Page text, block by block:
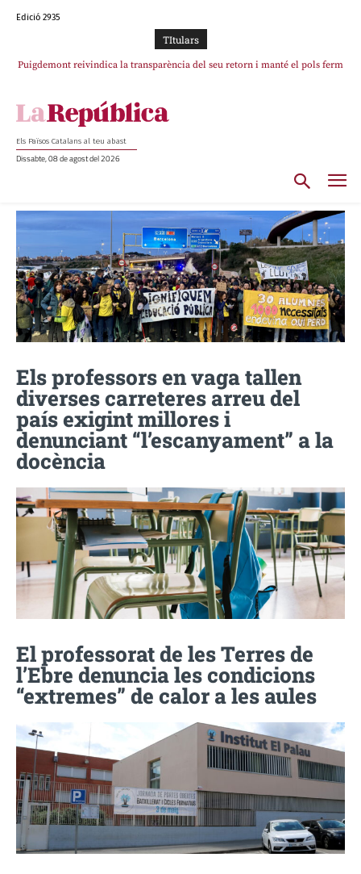
Edició 2935
TItulars
Portugal acusa Espanya de provocar un “efecte crida” massiu per la seva
Els Països Catalans al teu abast
Dissabte, 08 de agost del 2026
Els professors en vaga tallen
diverses carreteres arreu del
país exigint millores i
denunciant “l’escanyament” a la
docència
El professorat de les Terres de
l’Ebre denuncia les condicions
“extremes” de calor a les aules